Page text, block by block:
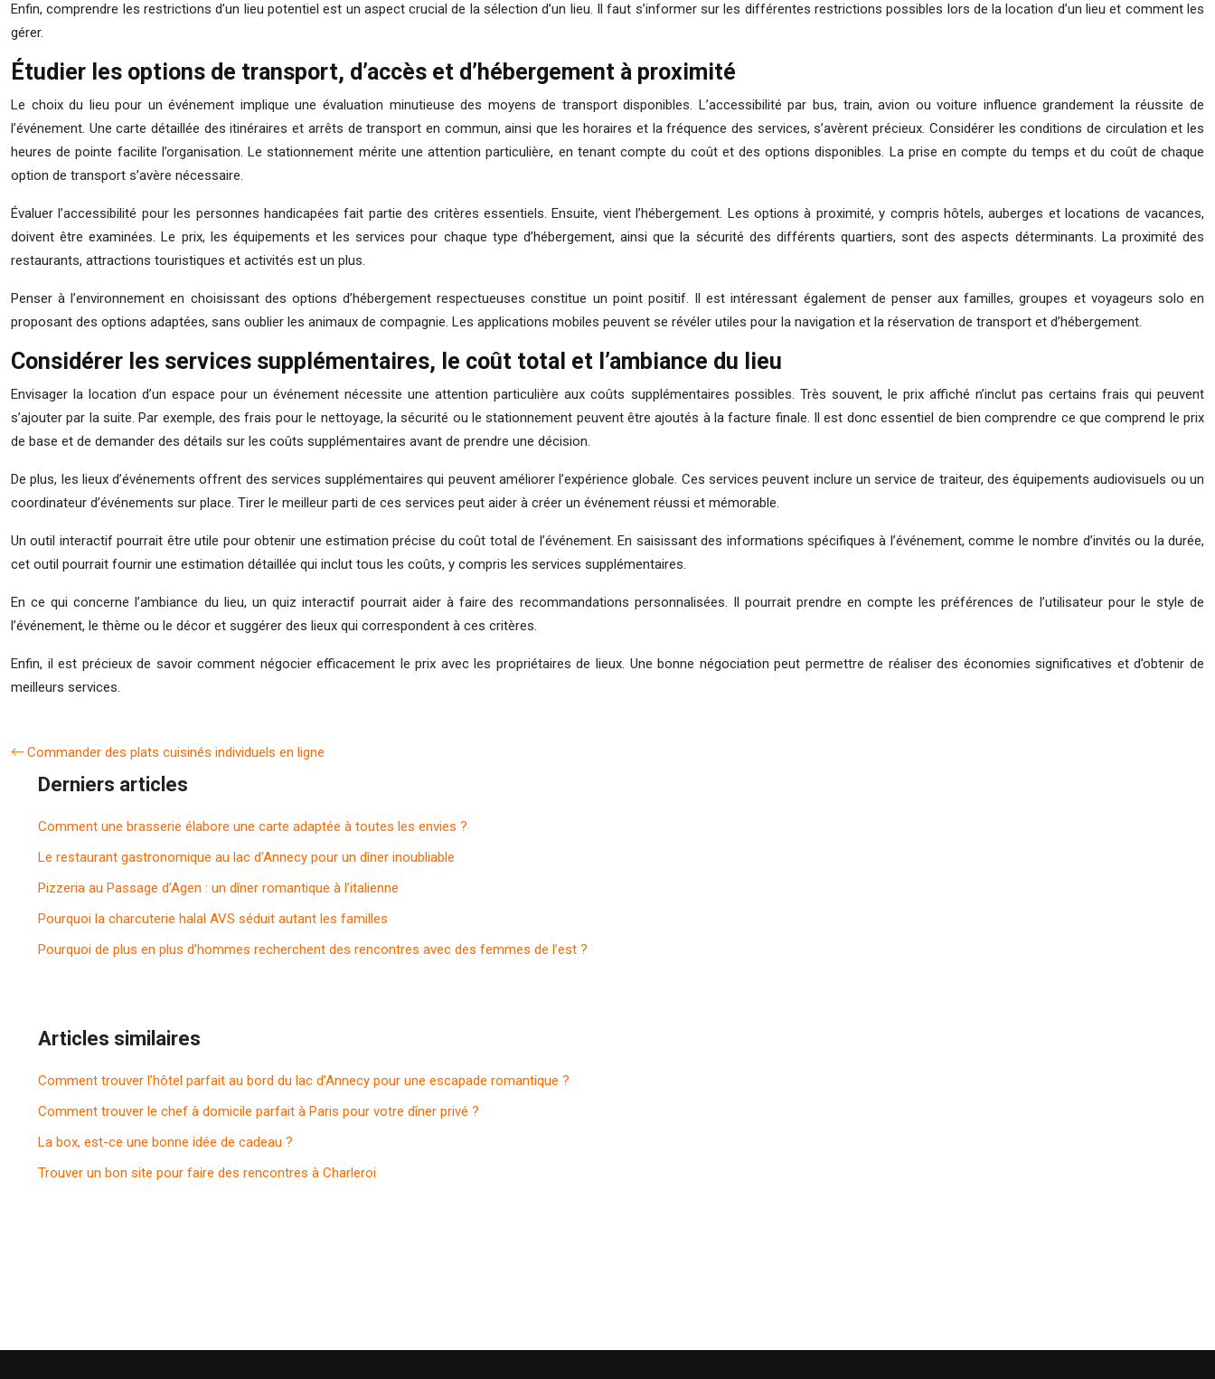
Enfin, comprendre les restrictions d’un lieu potentiel est un aspect crucial de la sélection d’un lieu. Il faut s’informer sur les différentes restrictions possibles lors de la location d’un lieu et comment les
gérer.
Étudier les options de transport, d’accès et d’hébergement à proximité
Le choix du lieu pour un événement implique une évaluation minutieuse des moyens de transport disponibles. L’accessibilité par bus, train, avion ou voiture influence grandement la réussite de
l’événement. Une carte détaillée des itinéraires et arrêts de transport en commun, ainsi que les horaires et la fréquence des services, s’avèrent précieux. Considérer les conditions de circulation et les
heures de pointe facilite l’organisation. Le stationnement mérite une attention particulière, en tenant compte du coût et des options disponibles. La prise en compte du temps et du coût de chaque
option de transport s’avère nécessaire.
Évaluer l’accessibilité pour les personnes handicapées fait partie des critères essentiels. Ensuite, vient l’hébergement. Les options à proximité, y compris hôtels, auberges et locations de vacances,
doivent être examinées. Le prix, les équipements et les services pour chaque type d’hébergement, ainsi que la sécurité des différents quartiers, sont des aspects déterminants. La proximité des
restaurants, attractions touristiques et activités est un plus.
Penser à l’environnement en choisissant des options d’hébergement respectueuses constitue un point positif. Il est intéressant également de penser aux familles, groupes et voyageurs solo en
proposant des options adaptées, sans oublier les animaux de compagnie. Les applications mobiles peuvent se révéler utiles pour la navigation et la réservation de transport et d’hébergement.
Considérer les services supplémentaires, le coût total et l’ambiance du lieu
Envisager la location d’un espace pour un événement nécessite une attention particulière aux coûts supplémentaires possibles. Très souvent, le prix affiché n’inclut pas certains frais qui peuvent
s’ajouter par la suite. Par exemple, des frais pour le nettoyage, la sécurité ou le stationnement peuvent être ajoutés à la facture finale. Il est donc essentiel de bien comprendre ce que comprend le prix
de base et de demander des détails sur les coûts supplémentaires avant de prendre une décision.
De plus, les lieux d’événements offrent des services supplémentaires qui peuvent améliorer l’expérience globale. Ces services peuvent inclure un service de traiteur, des équipements audiovisuels ou un
coordinateur d’événements sur place. Tirer le meilleur parti de ces services peut aider à créer un événement réussi et mémorable.
Un outil interactif pourrait être utile pour obtenir une estimation précise du coût total de l’événement. En saisissant des informations spécifiques à l’événement, comme le nombre d’invités ou la durée,
cet outil pourrait fournir une estimation détaillée qui inclut tous les coûts, y compris les services supplémentaires.
En ce qui concerne l’ambiance du lieu, un quiz interactif pourrait aider à faire des recommandations personnalisées. Il pourrait prendre en compte les préférences de l’utilisateur pour le style de
l’événement, le thème ou le décor et suggérer des lieux qui correspondent à ces critères.
Enfin, il est précieux de savoir comment négocier efficacement le prix avec les propriétaires de lieux. Une bonne négociation peut permettre de réaliser des économies significatives et d’obtenir de
meilleurs services.
Commander des plats cuisinés individuels en ligne
Derniers articles
Comment une brasserie élabore une carte adaptée à toutes les envies ?
Le restaurant gastronomique au lac d’Annecy pour un dîner inoubliable
Pizzeria au Passage d’Agen : un dîner romantique à l’italienne
Pourquoi la charcuterie halal AVS séduit autant les familles
Pourquoi de plus en plus d’hommes recherchent des rencontres avec des femmes de l’est ?
Articles similaires
Comment trouver l’hôtel parfait au bord du lac d’Annecy pour une escapade romantique ?
Comment trouver le chef à domicile parfait à Paris pour votre dîner privé ?
La box, est-ce une bonne idée de cadeau ?
Trouver un bon site pour faire des rencontres à Charleroi